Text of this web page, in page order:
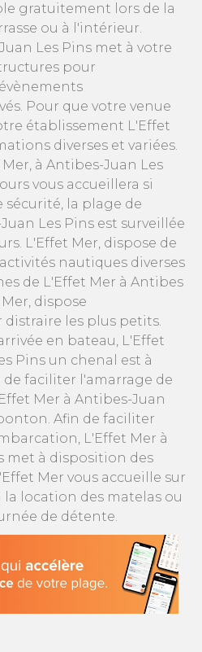
gratuitement lors de la
ou à l'intérieur.
Les Pins met à votre
pour
Pour que votre venue
établissement L'Effet
diverses et variées.
à Antibes-Juan Les
vous accueillera si
sécurité, la plage de
Les Pins est surveillée
L'Effet Mer, dispose de
nautiques diverses
de L'Effet Mer à Antibes
dispose
les plus petits.
en bateau, L'Effet
Pins un chenal est à
faciliter l'amarrage de
Mer à Antibes-Juan
Afin de faciliter
L'Effet Mer à
met à disposition des
Mer vous accueille sur
la location des matelas ou
de détente.